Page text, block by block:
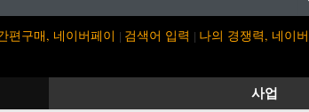
편구매, 네이버페이 | 검색어 입력 | 나의 경쟁력, 네이버
사업